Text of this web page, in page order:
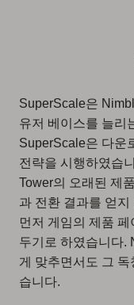
SuperScale은
유저 베이스를 늘리
SuperScale은 다운
전략을 시행하였습
Tower의 오래된 제
과 전환 결과를 얻
먼저 게임의 제품
두기로 하였습니다.
게 맞추면서도 그
습니다.